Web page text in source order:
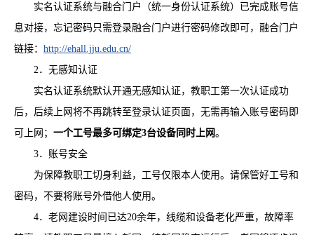
实名认证系统与融合门户（统一身份认证系统）已完成账号信
息对接，忘记密码只需登录融合门户进行密码修改即可，融合门户
链接： http://ehall.jju.edu.cn/
2．无感知认证
实名认证系统默认开通无感知认证，教职工第一次认证成功
后，后续上网将不再跳转至登录认证页面，无需再输入账号密码即
可上网； 一个工号最多可绑定3台设备同时上网。
3．账号安全
为保障教职工切身利益，工号仅限本人使用。请保管好工号和
密码，不要将账号外借他人使用。
4．老网建设时间已达20余年，线缆和设备老化严重，故障率